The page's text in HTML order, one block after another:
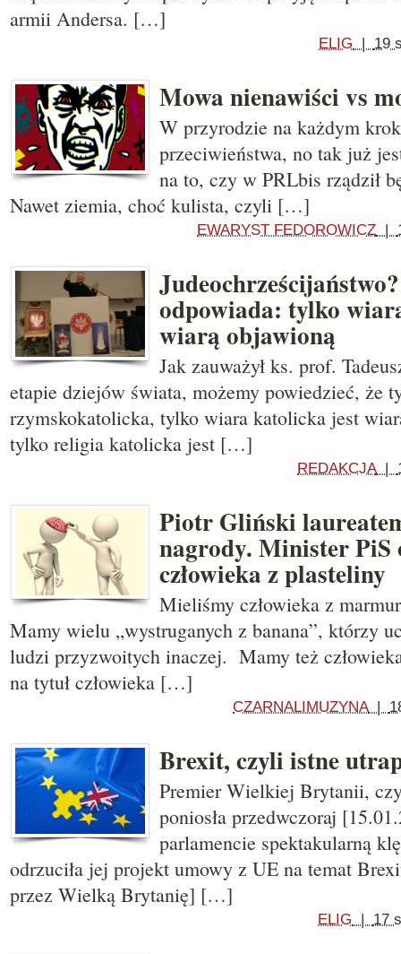
armii Andersa. […]
ELIG | 19
Mowa nienawiści vs
W przyrodzie na każdym
przeciwieństwa, no tak już
na to, czy w PRLbis rządził
Nawet ziemia, choć kulista, czyli […]
EWARYST FEDOROWICZ |
odpowiada: tylko
wiarą objawioną
Jak zauważył ks. prof.
etapie dziejów świata, możemy powiedzieć, że
rzymskokatolicka, tylko wiara katolicka jest
tylko religia katolicka jest […]
REDAKCJA|
Piotr Gliński
nagrody. Minister PiS
człowieka z plasteliny
Mieliśmy człowieka z
Mamy wielu „wystruganych z banana”, którzy
ludzi przyzwoitych inaczej. Mamy też
na tytuł człowieka […]
CZARNALIMUZYNA|
Brexit, czyli istne
Premier Wielkiej Brytanii,
poniosła przedwczoraj
parlamencie spektakularną
odrzuciła jej projekt umowy z UE na temat
przez Wielką Brytanię] […]
ELIG | 17